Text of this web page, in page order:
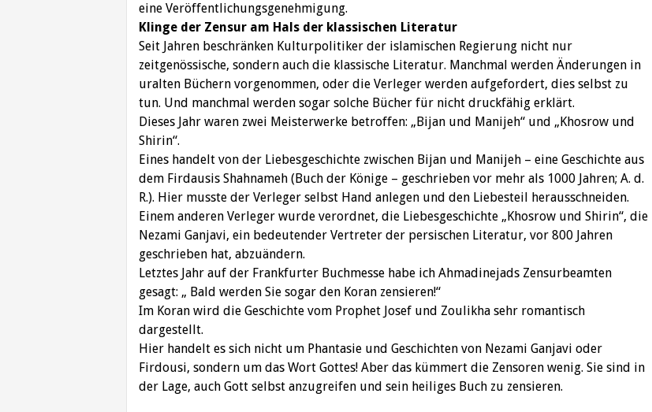
eine Veröffentlichungsgenehmigung.
Klinge der Zensur am Hals der klassischen Literatur
Seit Jahren beschränken Kulturpolitiker der islamischen Regierung nicht nur
zeitgenössische, sondern auch die klassische Literatur. Manchmal werden Änderungen in
uralten Büchern vorgenommen, oder die Verleger werden aufgefordert, dies selbst zu
tun. Und manchmal werden sogar solche Bücher für nicht druckfähig erklärt.
Dieses Jahr waren zwei Meisterwerke betroffen: „Bijan und Manijeh“ und „Khosrow und
Shirin“.
Eines handelt von der Liebesgeschichte zwischen Bijan und Manijeh – eine Geschichte aus
dem Firdausis Shahnameh (Buch der Könige – geschrieben vor mehr als 1000 Jahren; A. d.
R.). Hier musste der Verleger selbst Hand anlegen und den Liebesteil herausschneiden.
Einem anderen Verleger wurde verordnet, die Liebesgeschichte „Khosrow und Shirin“, die
Nezami Ganjavi, ein bedeutender Vertreter der persischen Literatur, vor 800 Jahren
geschrieben hat, abzuändern.
Letztes Jahr auf der Frankfurter Buchmesse habe ich Ahmadinejads Zensurbeamten
gesagt: „ Bald werden Sie sogar den Koran zensieren!“
Im Koran wird die Geschichte vom Prophet Josef und Zoulikha sehr romantisch
dargestellt.
Hier handelt es sich nicht um Phantasie und Geschichten von Nezami Ganjavi oder
Firdousi, sondern um das Wort Gottes! Aber das kümmert die Zensoren wenig. Sie sind in
der Lage, auch Gott selbst anzugreifen und sein heiliges Buch zu zensieren.